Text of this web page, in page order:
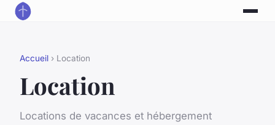
Accueil › Location
Location
Locations de vacances et hébergement